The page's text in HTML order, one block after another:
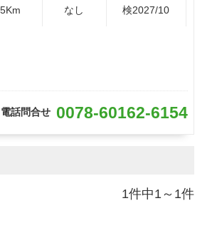
なし 検2027/10
電話問合せ 0078-60162-6154
1件中1～1件